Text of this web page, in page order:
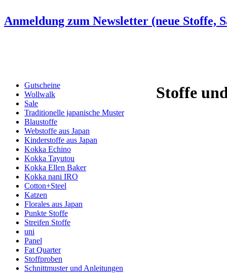
Anmeldung zum Newsletter (neue Stoffe,
Gutscheine
Wollwalk
Sale
Traditionelle japanische Muster
Blaustoffe
Webstoffe aus Japan
Kinderstoffe aus Japan
Kokka Echino
Kokka Tayutou
Kokka Ellen Baker
Kokka nani IRO
Cotton+Steel
Katzen
Florales aus Japan
Punkte Stoffe
Streifen Stoffe
uni
Panel
Fat Quarter
Stoffproben
Schnittmuster und Anleitungen
Stoffe